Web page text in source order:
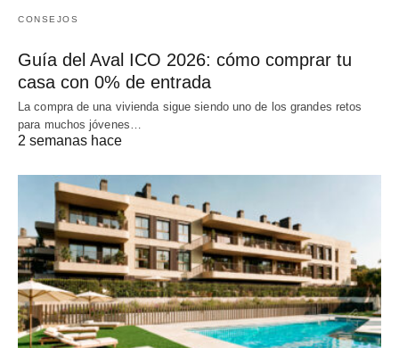
CONSEJOS
Guía del Aval ICO 2026: cómo comprar tu
casa con 0% de entrada
La compra de una vivienda sigue siendo uno de los grandes retos
para muchos jóvenes…
2 semanas hace